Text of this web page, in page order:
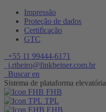
Impressão
Proteção de dados
Certificação
GTC
+55 11 99444-6171
j.ribeiro@finkbeiner.com.br
Buscar en
Sistema de plataforma elevatória
FHB
TPL
EHB